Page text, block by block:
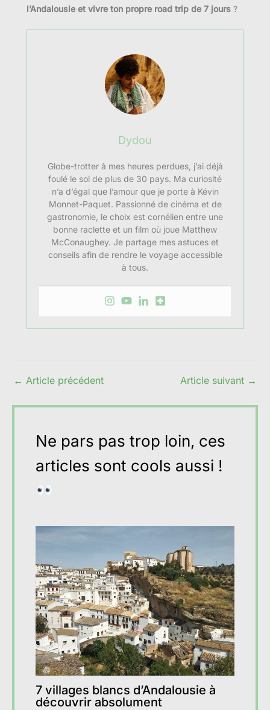
l’Andalousie et vivre ton propre road trip de 7 jours ?
Dydou
Globe-trotter à mes heures perdues, j’ai déjà
foulé le sol de plus de 30 pays. Ma curiosité
n’a d’égal que l’amour que je porte à Kévin
Monnet-Paquet. Passionné de cinéma et de
gastronomie, le choix est cornélien entre une
bonne raclette et un film où joue Matthew
McConaughey. Je partage mes astuces et
conseils afin de rendre le voyage accessible
à tous.
← Article précédent Article suivant →
Ne pars pas trop loin, ces
articles sont cools aussi !
7 villages blancs d’Andalousie à
découvrir absolument